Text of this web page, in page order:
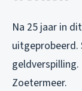
Na 25 jaar in
uitgeprobeerd.
Zoetermeer.